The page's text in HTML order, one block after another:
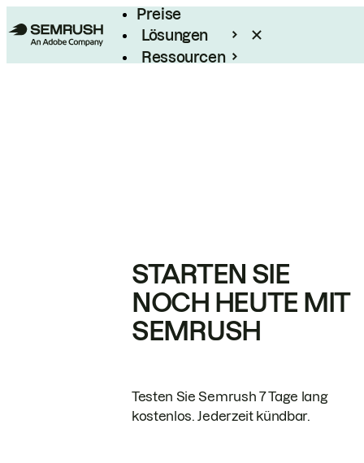
Preise
Lösungen
Ressourcen
STARTEN SIE
NOCH HEUTE MIT
SEMRUSH
Testen Sie Semrush 7 Tage lang
kostenlos. Jederzeit kündbar.